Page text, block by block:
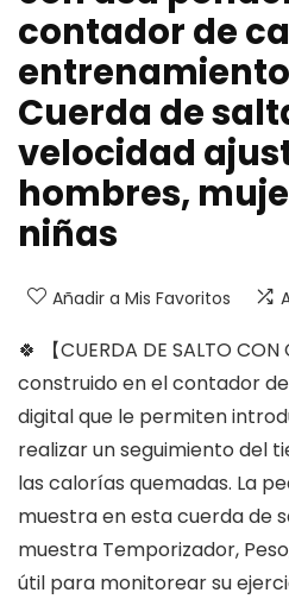
contador de
Cuerda de
velocidad
hombres,
niñas
Añadir a Mis Favoritos
🍀 【CUERDA DE SALTO
construido en el contador
digital que le permiten
realizar un seguimiento del
las calorías quemadas. La
muestra en esta cuerda de
muestra Temporizador,
útil para monitorear su